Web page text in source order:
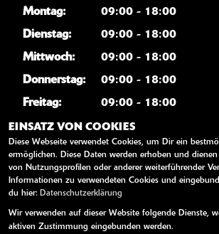
Montag:
09:00 - 18:00
Dienstag:
09:00 - 18:00
Mittwoch:
09:00 - 18:00
Donnerstag:
09:00 - 18:00
Freitag:
09:00 - 18:00
Samstag:
geschlossen
Sonntag:
geschlossen
WEITERE LINKS
Kawasaki News
EINSATZ VON COOKIES
Diese Webseite verwendet Cookies, um Dir ein
ermöglichen. Diese Daten werden erhoben und
von Nutzungsprofilen oder anderer weiterführender
Informationen zu verwendeten Cookies und
du hier: Datenschutzerklärung
Wir verwenden auf dieser Website folgende Dienste,
aktiven Zustimmung eingebunden werden.